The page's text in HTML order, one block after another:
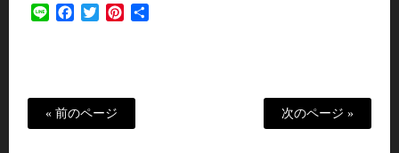
Line FacebookTwitterPinterest
« 前のページ 次のページ »